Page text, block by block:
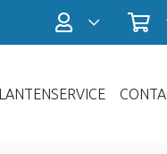
Profiel / Inloggen